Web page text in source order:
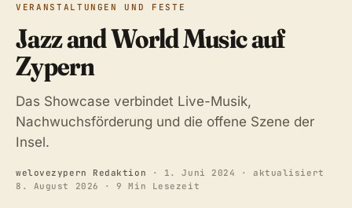
VERANSTALTUNGEN UND FESTE
Jazz and World Music auf
Zypern
Das Showcase verbindet Live-Musik,
Nachwuchsförderung und die offene Szene der
Insel.
welovezypern Redaktion · 1. Juni 2024 · aktualisiert
8. August 2026
· 9 Min Lesezeit